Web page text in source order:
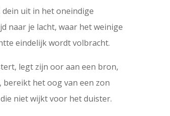
dein uit in het oneindige
naar je lacht, waar het weinige
eindelijk wordt volbracht.
legt zijn oor aan een bron,
bereikt het oog van een zon
niet wijkt voor het duister.